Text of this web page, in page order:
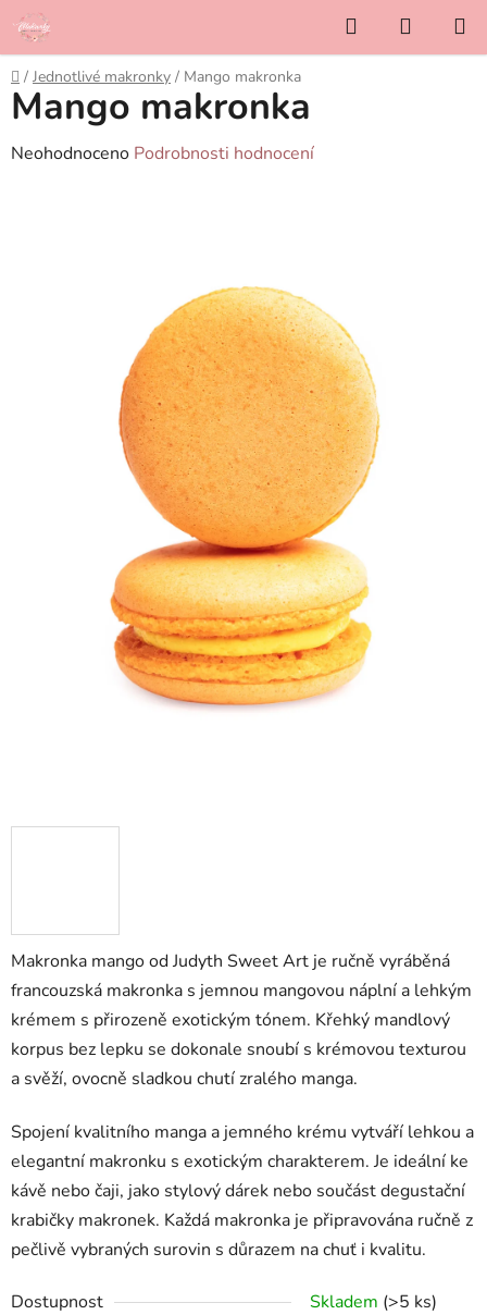
Přejít
obsah
Hledat
KOŠÍK
Domů
/ Jednotlivé makronky / Mango makronka
Makronka mango od Judyth Sweet Art je ručně vyráběná
francouzská makronka s jemnou mangovou náplní a lehkým
krémem s přirozeně exotickým tónem. Křehký mandlový
korpus bez lepku se dokonale snoubí s krémovou texturou
a svěží, ovocně sladkou chutí zralého manga.
Spojení kvalitního manga a jemného krému vytváří lehkou a
elegantní makronku s exotickým charakterem. Je ideální ke
kávě nebo čaji, jako stylový dárek nebo součást degustační
krabičky makronek. Každá makronka je připravována ručně z
pečlivě vybraných surovin s důrazem na chuť i kvalitu.
Dostupnost Skladem (>5 ks)
Mango makronka
Průměrné
Neohodnoceno Podrobnosti hodnocení